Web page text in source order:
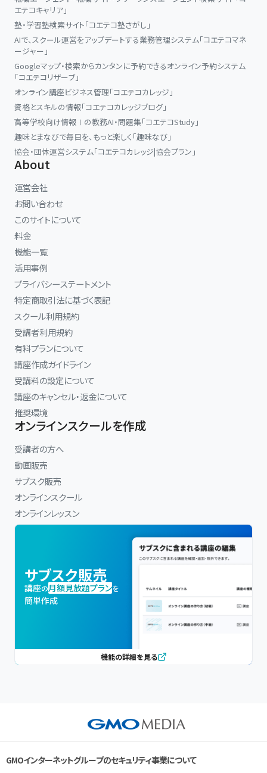
エテコキャリア」
塾・学習塾検索サイト「コエテコ塾さがし」
AIで、スクール運営をアップデートする業務管理システム「コエテコマネ
ージャー」
Googleマップ・検索からカンタンに予約できるオンライン予約システム
「コエテコリザーブ」
オンライン講座ビジネス管理「コエテコカレッジ」
資格とスキルの情報「コエテコカレッジブログ」
高等学校向け情報Ⅰの教務AI・問題集「コエテコStudy」
趣味とまなびで毎日を、もっと楽しく「趣味なび」
協会・団体運営システム「コエテコカレッジ|協会プラン」
About
運営会社
お問い合わせ
このサイトについて
料金
機能一覧
活用事例
プライバシーステートメント
特定商取引法に基づく表記
スクール利用規約
受講者利用規約
有料プランについて
講座作成ガイドライン
受講料の設定について
講座のキャンセル・返金について
推奨環境
オンラインスクールを作成
受講者の方へ
動画販売
サブスク販売
オンラインスクール
オンラインレッスン
サブスク販売
講座の月額見放題プランを
簡単作成
機能の詳細を見る
GMOインターネットグループのセキュリティ事業について